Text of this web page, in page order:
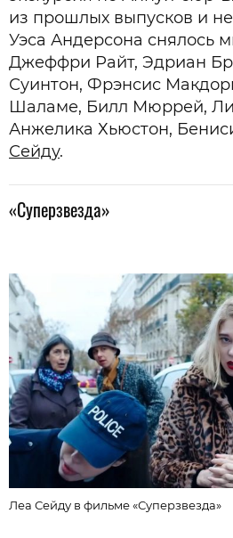
из прошлых выпусков и
Уэса Андерсона снялось
Джеффри Райт, Эдриан
Суинтон, Фрэнсис
Шаламе, Билл Мюррей,
Анжелика Хьюстон,
Сейду.
«Суперзвезда»
Леа Сейду в фильме «Суперзвезда»